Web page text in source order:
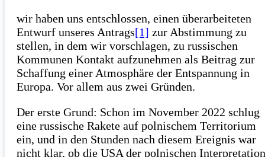
wir haben uns entschlossen, einen überarbeiteten
Entwurf unseres Antrags[1] zur Abstimmung zu
stellen, in dem wir vorschlagen, zu russischen
Kommunen Kontakt aufzunehmen als Beitrag zur
Schaffung einer Atmosphäre der Entspannung in
Europa. Vor allem aus zwei Gründen.
Der erste Grund: Schon im November 2022 schlug
eine russische Rakete auf polnischem Territorium
ein, und in den Stunden nach diesem Ereignis war
nicht klar, ob die USA der polnischen Interpretation